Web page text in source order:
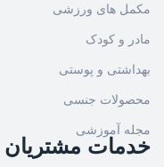
مکمل های ورزشی
مادر و کودک
بهداشتی و پوستی
محصولات جنسی
مجله آموزشی
خدمات مشتریان